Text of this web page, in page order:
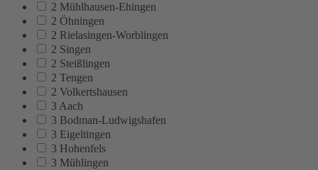
2 Mühlhausen-Ehingen
2 Öhningen
2 Rielasingen-Worblingen
2 Singen
2 Steißlingen
2 Tengen
2 Volkertshausen
3 Aach
3 Bodman-Ludwigshafen
3 Eigeltingen
3 Hohenfels
3 Mühlingen